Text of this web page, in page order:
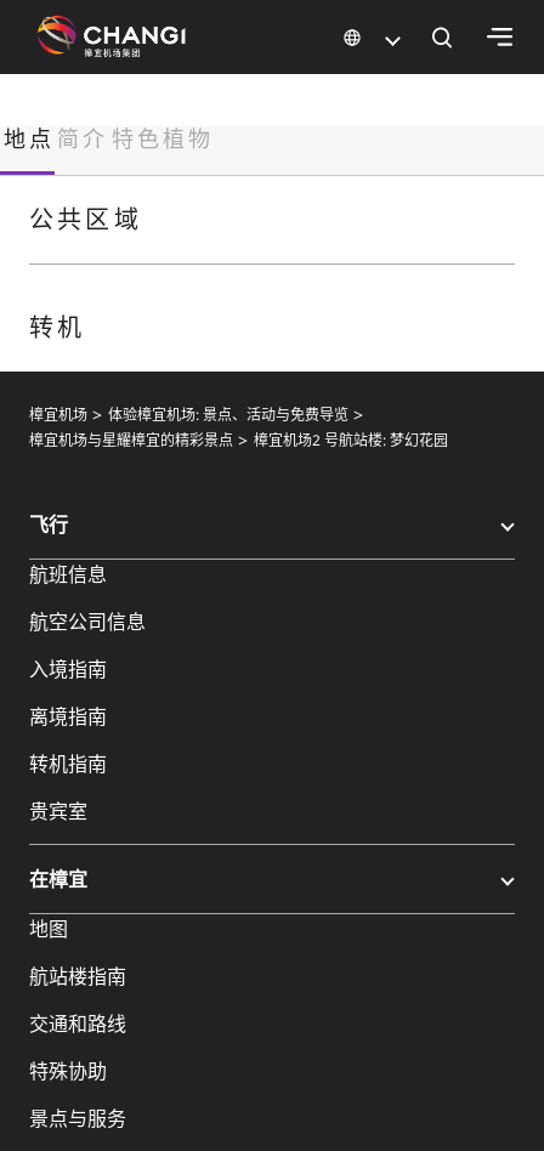
所
有
樟
宜
网
语
言:
地点 简介 特色植物
公共区域
转机
樟宜机场
体验樟宜机场: 景点、活动与免费导览
樟宜机场与星耀樟宜的精彩景点
樟宜机场2 号航站楼: 梦幻花园
飞行
航班信息
航空公司信息
入境指南
离境指南
转机指南
贵宾室
在樟宜
地图
航站楼指南
交通和路线
特殊协助
景点与服务